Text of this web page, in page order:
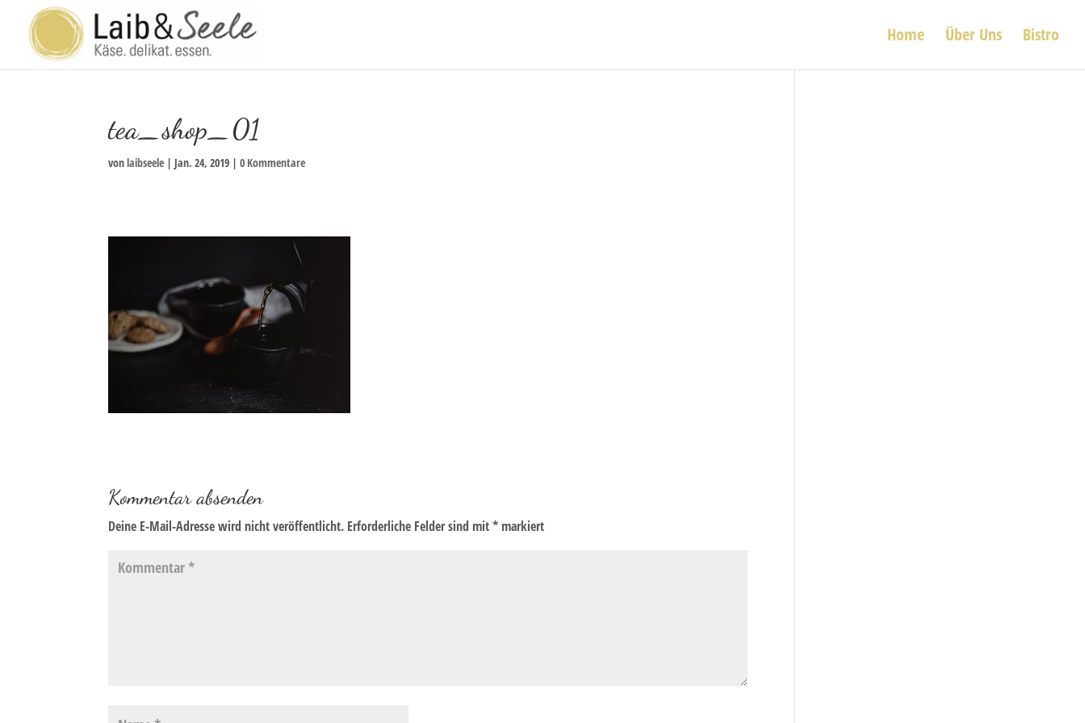
Home Über Uns Bistro
tea_shop_01
vonlaibseele | Jan. 24, 2019 |0 Kommentare
Kommentar absenden
Deine E-Mail-Adresse wird nicht veröffentlicht. Erforderliche Felder sind mit* markiert